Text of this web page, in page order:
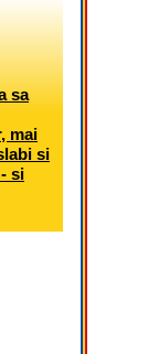
sa
mai
si
si